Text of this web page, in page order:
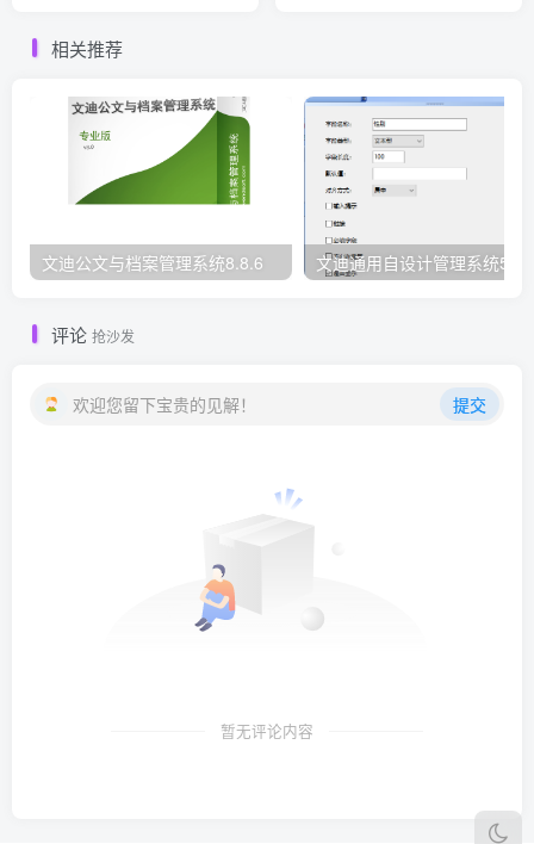
相关推荐
文迪公文与档案管理系统8.8.6 文迪通用自设计管理系统
评论 抢沙发
欢迎您留下宝贵的见解！ 提交
暂无评论内容